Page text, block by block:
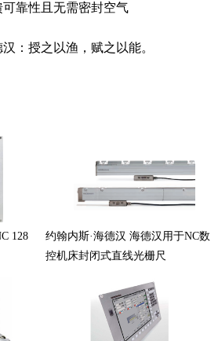
可靠性且无需密封空气
：授之以渔，赋之以能。
128
约翰内斯·海德汉 海德汉用于NC数
控机床封闭式直线光栅尺